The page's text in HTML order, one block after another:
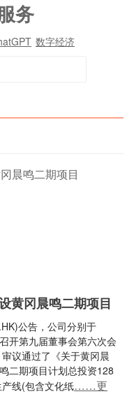
务
数字经济
黄冈晨鸣二期项目
公告，公司分别于
开第九届董事会第六次会
议通过了《关于黄冈晨
二期项目计划总投资128
线(包含文化纸……更